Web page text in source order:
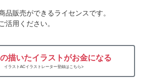
品販売ができるライセンスです。
活用ください。
描いたイラストがお金になる
イラストACイラストレーター登録はこちら>